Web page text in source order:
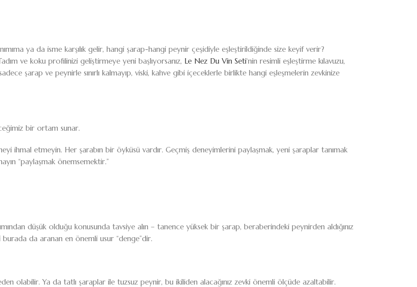
ya da isme karşılık gelir, hangi şarap-hangi peynir çeşidiyle eşleştirildiğinde size keyif verir?
ve koku profilinizi geliştirmeye yeni başlıyorsanız, Le Nez Du Vin Seti‘nin resimli eşleştirme kılavuzu,
şarap ve peynirle sınırlı kalmayıp, viski, kahve gibi içeceklerle birlikte hangi eşleşmelerin zevkinize
bir ortam sunar.
ihmal etmeyin. Her şarabın bir öyküsü vardır. Geçmiş deneyimlerini paylaşmak, yeni şaraplar tanımak
“paylaşmak önemsemektir.”
düşük olduğu konusunda tavsiye alın – tanence yüksek bir şarap, beraberindeki peynirden aldığınız
da aranan en önemli usur “denge”dir.
olabilir. Ya da tatlı şaraplar ile tuzsuz peynir, bu ikiliden alacağınız zevki önemli ölçüde azaltabilir.